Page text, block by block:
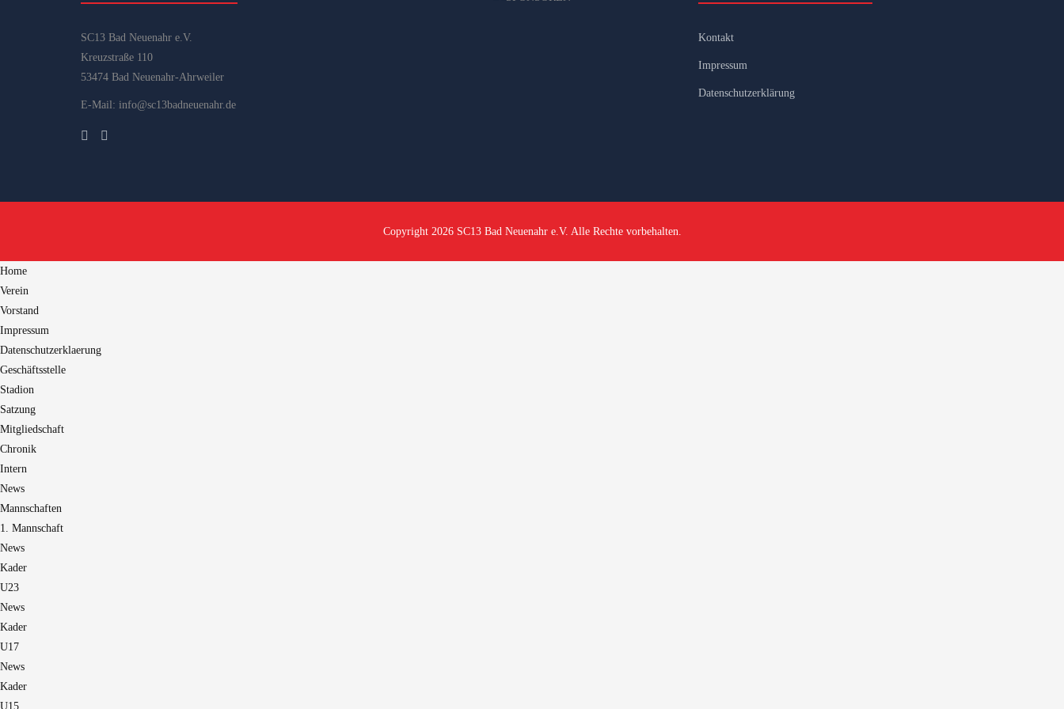
SC13 Bad Neuenahr e.V.
Kreuzstraße 110
53474 Bad Neuenahr-Ahrweiler
E-Mail: info@sc13badneuenahr.de
Kontakt
Impressum
Datenschutzerklärung
Copyright 2026 SC13 Bad Neuenahr e.V. Alle Rechte vorbehalten.
Home
Verein
Vorstand
Impressum
Datenschutzerklaerung
Geschäftsstelle
Stadion
Satzung
Mitgliedschaft
Chronik
Intern
News
Mannschaften
1. Mannschaft
News
Kader
U23
News
Kader
U17
News
Kader
U15